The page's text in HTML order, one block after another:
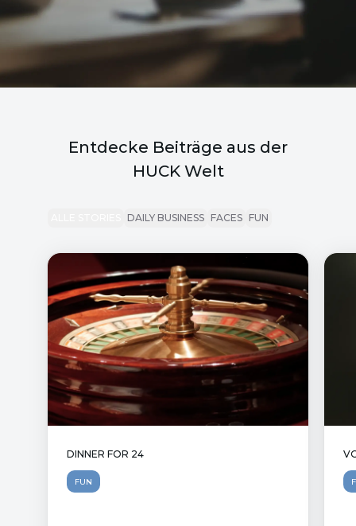
Entdecke Beiträge aus der
HUCK Welt
DAILY BUSINESS FACES FUN
DINNER FOR 24
FUN